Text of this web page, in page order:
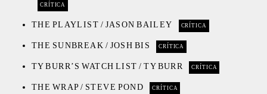
CRÍTICA
THE PLAYLIST / JASON BAILEY CRÍTICA
THE SUNBREAK / JOSH BIS CRÍTICA
TY BURR’S WATCH LIST / TY BURR CRÍTICA
THE WRAP / STEVE POND CRÍTICA